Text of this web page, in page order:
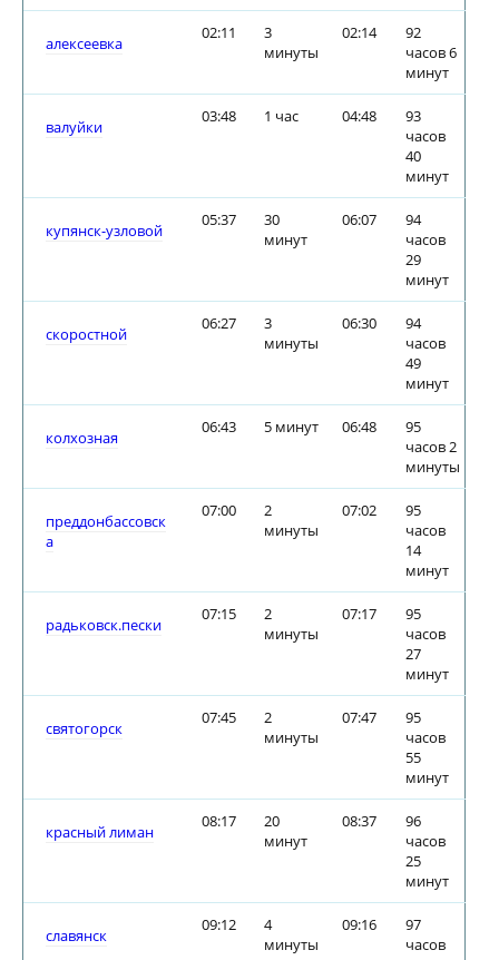
алексеевка
02:11
3
минуты
02:14
92
часов 6
минут
валуйки
03:48 1 час 04:48
93
часов
40
минут
купянск-узловой
05:37
30
минут
06:07
94
часов
29
минут
скоростной
06:27
3
минуты
06:30
94
часов
49
минут
колхозная
06:43 5 минут 06:48
95
часов 2
минуты
преддонбассовск
а
07:00
2
минуты
07:02
95
часов
14
минут
радьковск.пески
07:15
2
минуты
07:17
95
часов
27
минут
святогорск
07:45
2
минуты
07:47
95
часов
55
минут
красный лиман
08:17
20
минут
08:37
96
часов
25
минут
славянск
09:12
4
минуты
09:16
97
часов